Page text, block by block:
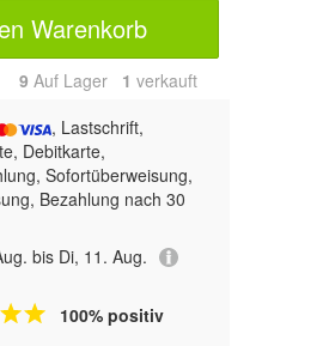
Warenkorb
9 Auf Lager 1 verkauft
, Lastschrift,
Debitkarte,
Sofortüberweisung,
Bezahlung nach 30
bis Di, 11. Aug.
100% positiv